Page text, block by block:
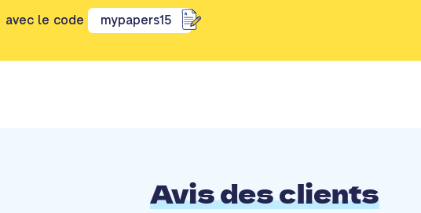
avec le code mypapers15
Avis des clients